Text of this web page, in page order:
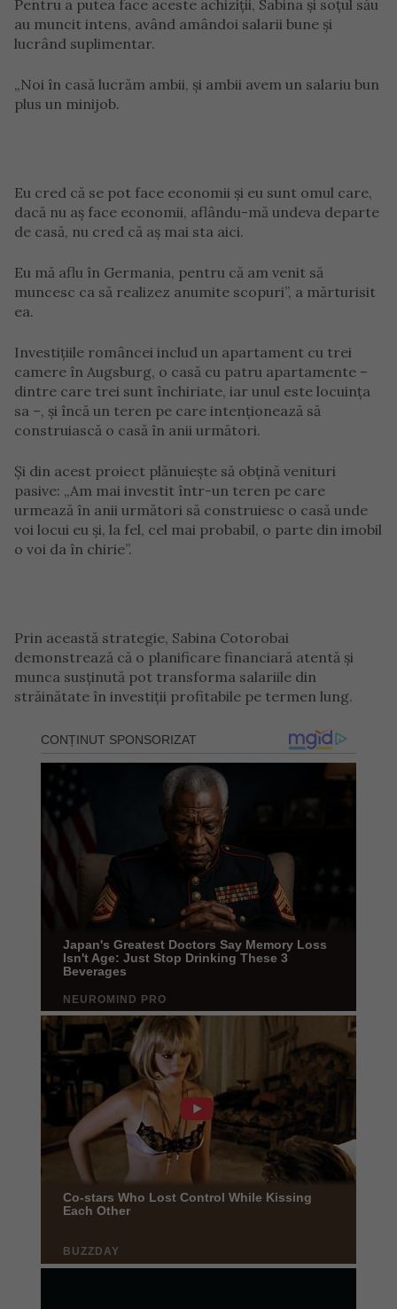
Pentru a putea face aceste achiziții, Sabina și soțul său
au muncit intens, având amândoi salarii bune și
lucrând suplimentar.
„Noi în casă lucrăm ambii, și ambii avem un salariu bun
plus un minijob.
Eu cred că se pot face economii și eu sunt omul care,
dacă nu aș face economii, aflându-mă undeva departe
de casă, nu cred că aș mai sta aici.
Eu mă aflu în Germania, pentru că am venit să
muncesc ca să realizez anumite scopuri”, a mărturisit
ea.
Investițiile româncei includ un apartament cu trei
camere în Augsburg, o casă cu patru apartamente –
dintre care trei sunt închiriate, iar unul este locuința
sa –, și încă un teren pe care intenționează să
construiască o casă în anii următori.
Și din acest proiect plănuiește să obțină venituri
pasive: „Am mai investit într-un teren pe care
urmează în anii următori să construiesc o casă unde
voi locui eu și, la fel, cel mai probabil, o parte din imobil
o voi da în chirie”.
Prin această strategie, Sabina Cotorobai
demonstrează că o planificare financiară atentă și
munca susținută pot transforma salariile din
străinătate în investiții profitabile pe termen lung.